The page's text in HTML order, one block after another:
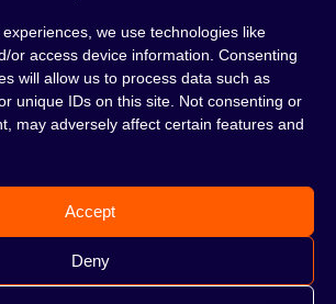
we use technologies like
or access device information. Consenting
will allow us to process data such as
unique IDs on this site. Not consenting or
may adversely affect certain features and
Accept
Deny
ИСПОЛЬЗОВАНИЯ ПОЛИТИКА COOKIE
идея для вечера, проведенного с друзьями или в
ритуал, который покорил сердца многих людей.
тебе слова «кальян» или «кальянный табак» или
подходит для тебя!
е жди, а сразу отправляйся в наш
кальянный магазин и совершай покупки.